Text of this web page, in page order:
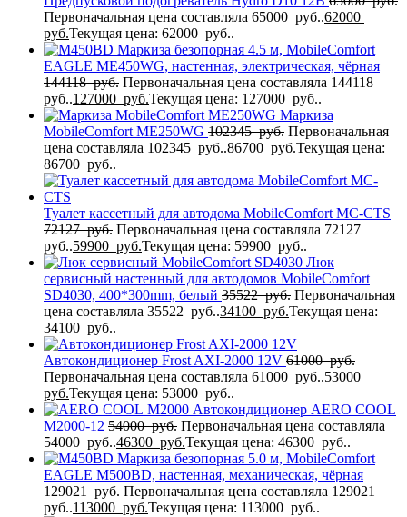
Первоначальная цена составляла 65000 руб..62000
руб.Текущая цена: 62000 руб..
Маркиза безопорная 4.5 м, MobileComfort
EAGLE MЕ450WG, настенная, электрическая, чёрная
144118руб. Первоначальная цена составляла 144118
руб..127000 руб.Текущая цена: 127000 руб..
Маркиза
MobileComfort ME250WG 102345руб. Первоначальная
цена составляла 102345 руб..86700 руб.Текущая цена:
86700 руб..
Туалет кассетный для автодома MobileComfort MC-CTS
72127руб. Первоначальная цена составляла 72127
руб..59900 руб.Текущая цена: 59900 руб..
Люк
сервисный настенный для автодомов MobileComfort
SD4030, 400*300mm, белый 35522руб. Первоначальная
цена составляла 35522 руб..34100 руб.Текущая цена:
34100 руб..
Автокондиционер Frost AXI-2000 12V 61000руб.
Первоначальная цена составляла 61000 руб..53000
руб.Текущая цена: 53000 руб..
Автокондиционер AERO COOL
M2000-12 54000руб. Первоначальная цена составляла
54000 руб..46300 руб.Текущая цена: 46300 руб..
Маркиза безопорная 5.0 м, MobileComfort
EAGLE M500BD, настенная, механическая, чёрная
129021руб. Первоначальная цена составляла 129021
руб..113000 руб.Текущая цена: 113000 руб..